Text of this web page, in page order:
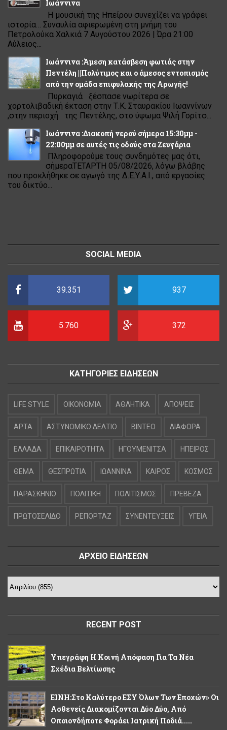
Ιωάννινα
Η μουσική της Ηπείρου συνεχίζει να γράφει
ιστορία… Συναυλία αφιερωμένη στη μνήμη του
Πετρολούκα Χαλκιά 7 Αυγούστου 2026 | Ώρα 21:00
Αύλειος...
Ιωάννινα :Άμεση κατάσβεση φωτιάς στην
Πεντέλη ||Πολύτιμος και ο άμεσος εντοπισμός
από την ομάδα επιφυλακής της Αρωγής!
Πυρκαγιά ξέσπασε νωρίτερα σε
χορτολιβαδική έκταση στην Τ.Κ. Σταυρακίου Ιωαννίνων
,στην περιοχή της Πεντέλης, στο ύψωμα Ψιλή Γορίτσ...
Ιωάννινα :Διακοπή νερού σήμερα 15:30μμ -
22:00μμ σε αυτές τις οδούς στα Ζευγάρια
Πληροφορούμε τους συνδημότες μας ότι,
σήμεραΤΕΤΑΡΤΗ 05/08/2026, λόγω βλάβης
που προκλήθηκε σε αγωγό της Δ.Ε.Υ.Α.Ι., από εργασίες
του δικτύο...
SOCIAL MEDIA
39.351 937
5.760 372
ΚΑΤΗΓΟΡΙΕΣ ΕΙΔΗΣΕΩΝ
LIFE STYLE OIKONOMIA ΑΘΛΗΤΙΚΑ ΑΠΟΨΕΙΣ
ΑΡΤΑ ΑΣΤΥΝΟΜΙΚΟ ΔΕΛΤΙΟ ΒΙΝΤΕΟ ΔΙΑΦΟΡΑ
ΕΛΛΑΔΑ ΕΠΙΚΑΙΡΟΤΗΤΑ ΗΓΟΥΜΕΝΙΤΣΑ ΗΠΕΙΡΟΣ
ΘΕΜΑ ΘΕΣΠΡΩΤΙΑ ΙΩΑΝΝΙΝΑ ΚΑΙΡΟΣ ΚΟΣΜΟΣ
ΠΑΡΑΣΚΗΝΙΟ ΠΟΛΙΤΙΚΗ ΠΟΛΙΤΙΣΜΟΣ ΠΡΕΒΕΖΑ
ΠΡΩΤΟΣΕΛΙΔΟ ΡΕΠΟΡΤΑΖ ΣΥΝΕΝΤΕΥΞΕΙΣ ΥΓΕΙΑ
ΑΡΧΕΙΟ ΕΙΔΗΣΕΩΝ
RECENT POST
Υπεγράφη Η Κοινή Απόφαση Για Τα Νέα
Σχέδια Βελτίωσης
ΕΙΝΗ:Στο Καλύτερο ΕΣΥ Όλων Των Εποχών» Οι
Ασθενείς Διακομίζονται Δύο Δύο, Από
Οποιονδήποτε Φοράει Ιατρική Ποδιά.....